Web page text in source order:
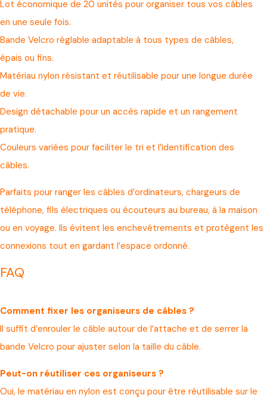
Lot économique de 20 unités pour organiser tous vos câbles
en une seule fois.
Bande Velcro réglable adaptable à tous types de câbles,
épais ou fins.
Matériau nylon résistant et réutilisable pour une longue durée
de vie.
Design détachable pour un accès rapide et un rangement
pratique.
Couleurs variées pour faciliter le tri et l’identification des
câbles.
Parfaits pour ranger les câbles d’ordinateurs, chargeurs de
téléphone, fils électriques ou écouteurs au bureau, à la maison
ou en voyage. Ils évitent les enchevêtrements et protègent les
connexions tout en gardant l’espace ordonné.
FAQ
Comment fixer les organiseurs de câbles ?
Il suffit d’enrouler le câble autour de l’attache et de serrer la
bande Velcro pour ajuster selon la taille du câble.
Peut-on réutiliser ces organiseurs ?
Oui, le matériau en nylon est conçu pour être réutilisable sur le